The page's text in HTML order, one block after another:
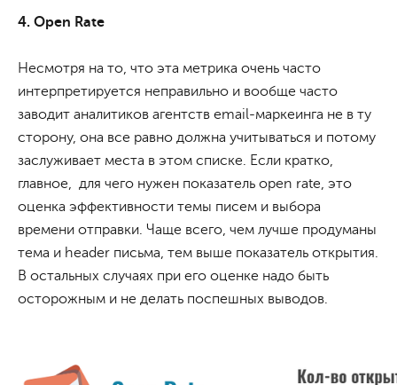
4. Open Rate
Несмотря на то, что эта метрика очень часто
интерпретируется неправильно и вообще часто
заводит аналитиков агентств email-маркеинга не в ту
сторону, она все равно должна учитываться и потому
заслуживает места в этом списке. Если кратко,
главное, для чего нужен показатель open rate, это
оценка эффективности темы писем и выбора
времени отправки. Чаще всего, чем лучше продуманы
тема и header письма, тем выше показатель открытия.
В остальных случаях при его оценке надо быть
осторожным и не делать поспешных выводов.